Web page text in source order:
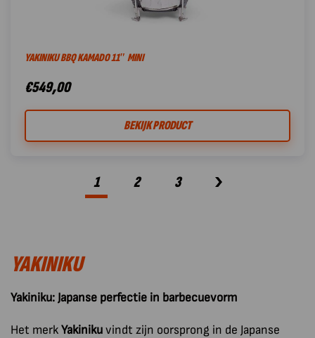
YAKINIKU BBQ KAMADO 11″ MINI
€549,00
BEKIJK PRODUCT
1 2 3
YAKINIKU
Yakiniku: Japanse perfectie in barbecuevorm
Het merkYakinikuvindt zijn oorsprong in de Japanse